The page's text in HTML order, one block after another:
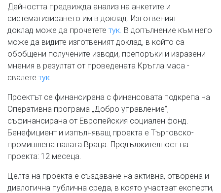
Дейността предвижда анализ на анкетите и
систематизирането им в доклад. Изготвеният
доклад може да прочетете тук. В допълнение към него
може да видите изготвеният доклад, в който са
обобщени получените изводи, препоръки и изразени
мнения в резултат от проведената Кръгла маса -
свалете тук.
Проектът се финансирана с финансовата подкрепа на
Оперативна програма „Добро управление“,
съфинансирана от Европейския социален фонд.
Бенефициент и изпълняващ проекта е Търговско-
промишлена палата Враца. Продължителност на
проекта: 12 месеца.
Целта на проекта е създаване на активна, отворена и
диалогична публична среда, в която участват експерти,